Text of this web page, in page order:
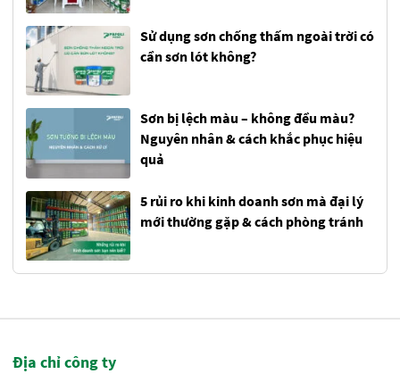
Sử dụng sơn chống thấm ngoài trời có
cần sơn lót không?
Sơn bị lệch màu – không đều màu?
Nguyên nhân & cách khắc phục hiệu
quả
5 rủi ro khi kinh doanh sơn mà đại lý
mới thường gặp & cách phòng tránh
Địa chỉ công ty